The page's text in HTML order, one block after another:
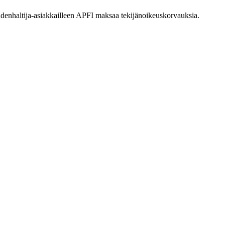
asiakkailleen APFI maksaa tekijänoikeuskorvauksia.